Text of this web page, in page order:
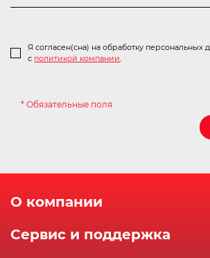
Я согласен(сна) на обработку персональных
с политикой компании.
* Обязательные поля
О компании
Сервис и поддержка